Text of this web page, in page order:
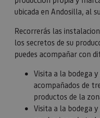
ubicada en Andosilla, al
Recorrerás las
los secretos de su
puedes acompañar con
Visita a la bodega
acompañados de
productos de la
Visita a la bodega